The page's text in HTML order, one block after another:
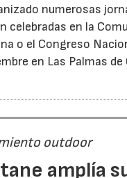
numerosas
celebradas en la
o el Congreso
en Las Palmas de
outdoor
amplía